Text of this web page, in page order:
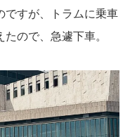
ですが、トラムに乗車
ので、急遽下車。